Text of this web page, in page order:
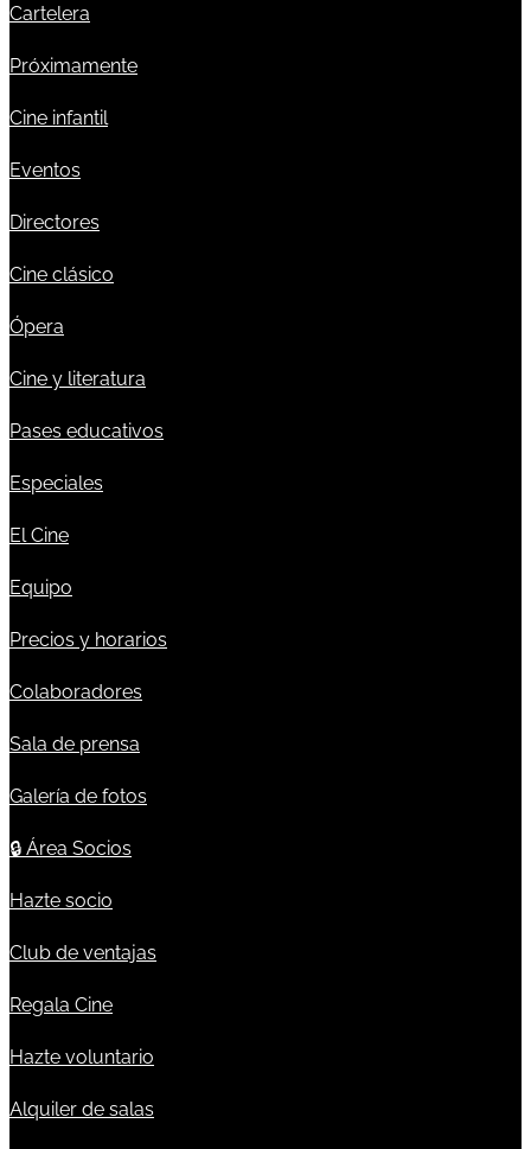
Cartelera
Próximamente
Cine infantil
Eventos
Directores
Cine clásico
Ópera
Cine y literatura
Pases educativos
Especiales
El Cine
Equipo
Precios y horarios
Colaboradores
Sala de prensa
Galería de fotos
🔒 Área Socios
Hazte socio
Club de ventajas
Regala Cine
Hazte voluntario
Alquiler de salas